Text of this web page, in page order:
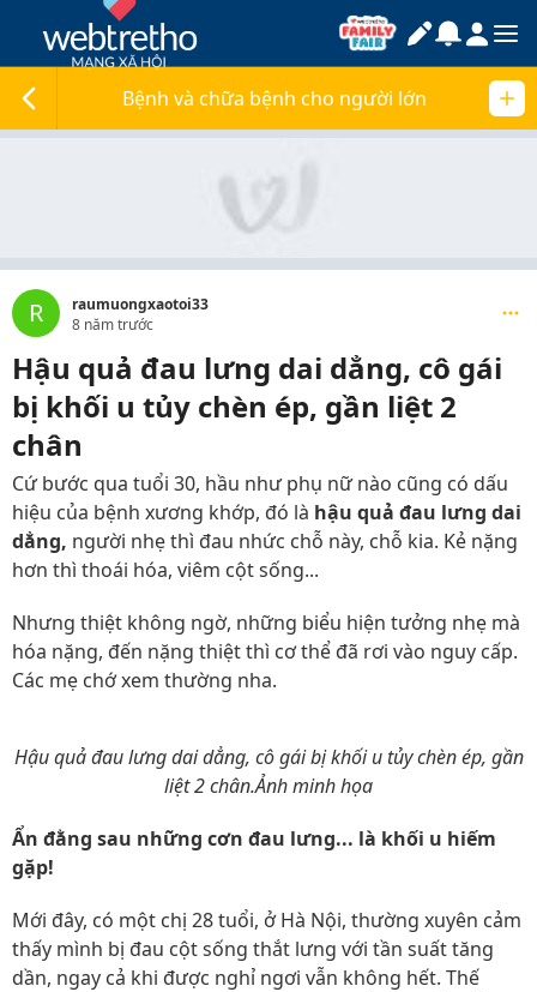
Bệnh và chữa bệnh cho người lớn
R
raumuongxaotoi33
8 năm trước
Hậu quả đau lưng dai dẳng, cô gái
bị khối u tủy chèn ép, gần liệt 2
chân
Cứ bước qua tuổi 30, hầu như phụ nữ nào cũng có dấu
hiệu của bệnh xương khớp, đó là hậu quả đau lưng dai
dẳng, người nhẹ thì đau nhức chỗ này, chỗ kia. Kẻ nặng
hơn thì thoái hóa, viêm cột sống...
Nhưng thiệt không ngờ, những biểu hiện tưởng nhẹ mà
hóa nặng, đến nặng thiệt thì cơ thể đã rơi vào nguy cấp.
Các mẹ chớ xem thường nha.
Hậu quả đau lưng dai dẳng, cô gái bị khối u tủy chèn ép, gần
liệt 2 chân.Ảnh minh họa
Ẩn đằng sau những cơn đau lưng... là khối u hiếm
gặp!
Mới đây, có một chị 28 tuổi, ở Hà Nội, thường xuyên cảm
thấy mình bị đau cột sống thắt lưng với tần suất tăng
dần, ngay cả khi được nghỉ ngơi vẫn không hết. Thế